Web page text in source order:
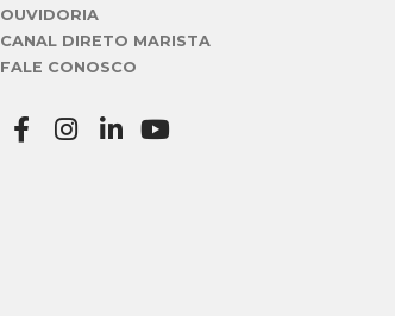
OUVIDORIA
CANAL DIRETO MARISTA
FALE CONOSCO